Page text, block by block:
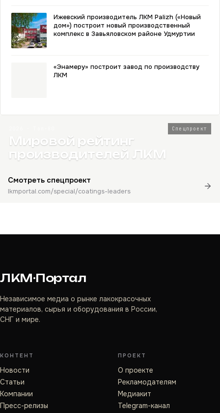
Ижевский производитель ЛКМ Palizh («Новый
дом») построит новый производственный
комплекс в Завьяловском районе Удмуртии
«Энамеру» построит завод по производству
ЛКМ
Спецпроект
Мировой рейтинг
производителей ЛКМ
Смотреть спецпроект
lkmportal.com/special/coatings-leaders
ЛКМ·Портал
Независимое медиа о рынке лакокрасочных
материалов, сырья и оборудования в России,
СНГ и мире.
КОНТЕНТ
Новости
Статьи
Компании
Пресс-релизы
ПРОЕКТ
О проекте
Рекламодателям
Медиакит
Telegram-канал